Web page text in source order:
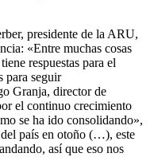
presidente de la ARU,
«Entre muchas cosas
respuestas para el
para seguir
Granja, director de
el continuo crecimiento
se ha ido consolidando»,
país en otoño (…), este
así que eso nos